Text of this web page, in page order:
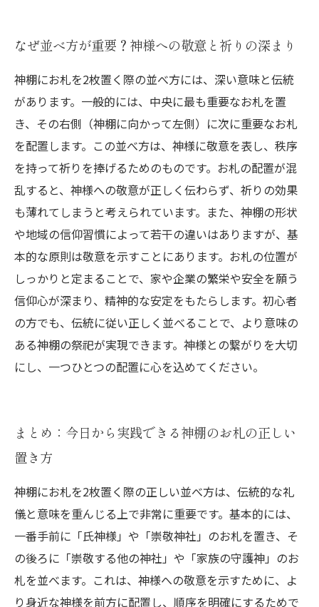
なぜ並べ方が重要？神様への敬意と祈りの深まり
神棚にお札を2枚置く際の並べ方には、深い意味と伝統
があります。一般的には、中央に最も重要なお札を置
き、その右側（神棚に向かって左側）に次に重要なお札
を配置します。この並べ方は、神様に敬意を表し、秩序
を持って祈りを捧げるためのものです。お札の配置が混
乱すると、神様への敬意が正しく伝わらず、祈りの効果
も薄れてしまうと考えられています。また、神棚の形状
や地域の信仰習慣によって若干の違いはありますが、基
本的な原則は敬意を示すことにあります。お札の位置が
しっかりと定まることで、家や企業の繁栄や安全を願う
信仰心が深まり、精神的な安定をもたらします。初心者
の方でも、伝統に従い正しく並べることで、より意味の
ある神棚の祭祀が実現できます。神様との繋がりを大切
にし、一つひとつの配置に心を込めてください。
まとめ：今日から実践できる神棚のお札の正しい
置き方
神棚にお札を2枚置く際の正しい並べ方は、伝統的な礼
儀と意味を重んじる上で非常に重要です。基本的には、
一番手前に「氏神様」や「崇敬神社」のお札を置き、そ
の後ろに「崇敬する他の神社」や「家族の守護神」のお
札を並べます。これは、神様への敬意を示すために、よ
り身近な神様を前方に配置し、順序を明確にするためで